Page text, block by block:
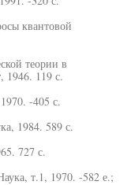
квантовой
теории в
1946. 119 с.
-405 с.
1984. 589 с.
727 с.
т.1, 1970. -582 е.;